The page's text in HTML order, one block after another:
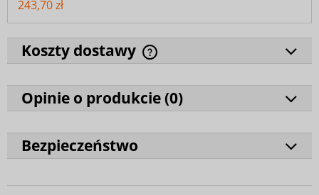
243,70 zł
Koszty dostawy
Opinie o produkcie (0)
Bezpieczeństwo